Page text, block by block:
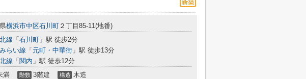
横浜市中区石川町 ２丁目85-11(地番)
線 「 石川町 」駅 徒歩2分
らい線 「 元町・中華街 」駅 徒歩13分
線 「 関内 」駅 徒歩12分
満 階数 3階建 構造 木造